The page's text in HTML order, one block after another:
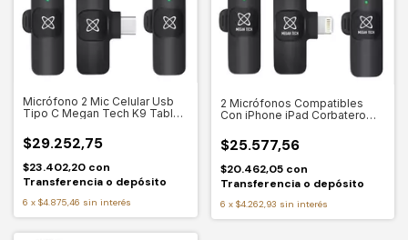
Micrófono 2 Mic Celular Usb
Tipo C Megan Tech K9 Tablet
$29.252,75
$23.402,20 con
Transferencia o depósito
6 x $4.875,46 sin interés
2 Micrófonos Compatibles
Con iPhone iPad Corbatero
$25.577,56
$20.462,05 con
Transferencia o depósito
6 x $4.262,93 sin interés